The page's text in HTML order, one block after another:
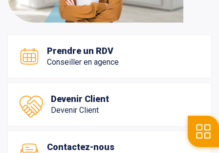
Prendre un RDV
Conseiller en agence
Devenir Client
Devenir Client
Contactez-nous